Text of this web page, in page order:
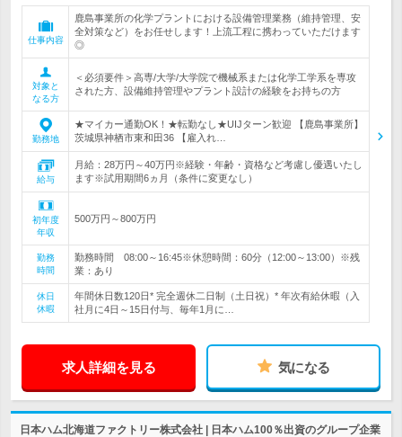
仕事内容
鹿島事業所の化学プラントにおける設備管理業務（維持管理、安
全対策など）をお任せします！上流工程に携わっていただけます
◎
対象と
なる方
＜必須要件＞高専/大学/大学院で機械系または化学工学系を専攻
された方、設備維持管理やプラント設計の経験をお持ちの方
勤務地
★マイカー通勤OK！★転勤なし★UIJターン歓迎 【鹿島事業所】
茨城県神栖市東和田36 【雇入れ…
給与
月給：28万円～40万円※経験・年齢・資格など考慮し優遇いたし
ます※試用期間6ヵ月（条件に変更なし）
初年度
年収
500万円～800万円
勤務
時間
勤務時間 08:00～16:45※休憩時間：60分（12:00～13:00）※残
業：あり
休日
休暇
年間休日数120日* 完全週休二日制（土日祝）* 年次有給休暇（入
社月に4日～15日付与、毎年1月に…
求人詳細を見る 気になる
日本ハム北海道ファクトリー株式会社 | 日本ハム100％出資のグループ企業